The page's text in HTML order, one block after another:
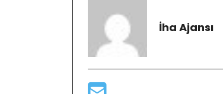
İha Ajansı